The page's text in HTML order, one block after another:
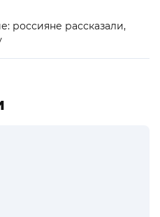
россияне рассказали,